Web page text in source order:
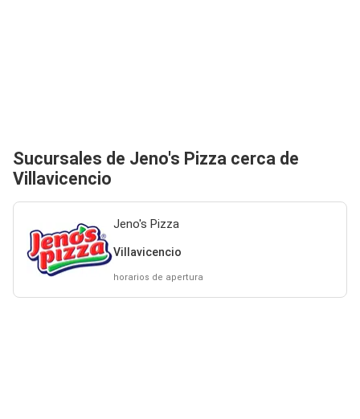
Sucursales de Jeno's Pizza cerca de
Villavicencio
Jeno's Pizza
Villavicencio
horarios de apertura